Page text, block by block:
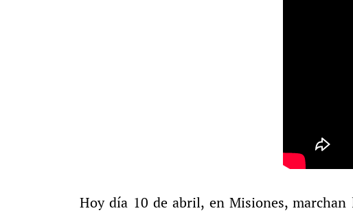
Hoy día 10 de abril, en Misiones,